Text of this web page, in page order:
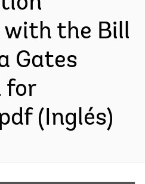
with the Bill
Gates
for
(Inglés)